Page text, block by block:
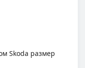
Skoda размер